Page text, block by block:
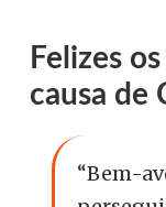
Felizes
causa de
“Bem-